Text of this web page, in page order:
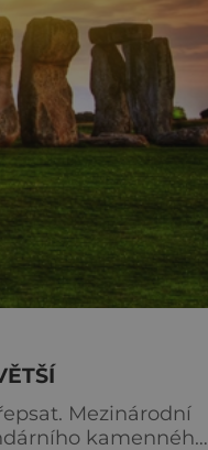
Mezinárodní
kamenného